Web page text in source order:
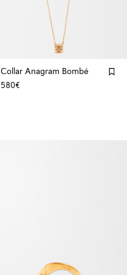
Collar Anagram Bombé
580€